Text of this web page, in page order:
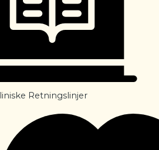
Retningslinjer